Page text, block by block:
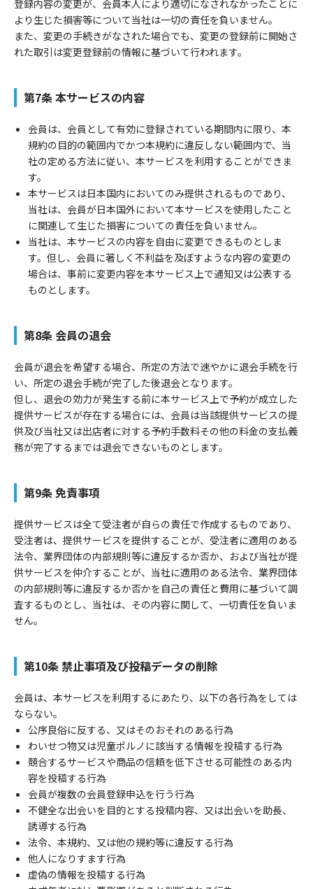
登録内容の変更が、会員本人により適切になされなかったことに
より生じた損害等について当社は一切の責任を負いません。
また、変更の手続きがなされた場合でも、変更の登録前に開始さ
れた取引は変更登録前の情報に基づいて行われます。
第7条 本サービスの内容
会員は、会員として有効に登録されている期間内に限り、本
規約の目的の範囲内でかつ本規約に違反しない範囲内で、当
社の定める方法に従い、本サービスを利用することができま
す。
本サービスは日本国内においてのみ提供されるものであり、
当社は、会員が日本国外において本サービスを使用したこと
に関連して生じた損害についての責任を負いません。
当社は、本サービスの内容を自由に変更できるものとしま
す。但し、会員に著しく不利益を及ぼすような内容の変更の
場合は、事前に変更内容を本サービス上で通知又は公表する
ものとします。
第8条 会員の退会
会員が退会を希望する場合、所定の方法で速やかに退会手続を行
い、所定の退会手続が完了した後退会となります。
但し、退会の効力が発生する前に本サービス上で予約が成立した
提供サービスが存在する場合には、会員は当該提供サービスの提
供及び当社又は出店者に対する予約手数料その他の料金の支払義
務が完了するまでは退会できないものとします。
第9条 免責事項
提供サービスは全て受注者が自らの責任で作成するものであり、
受注者は、提供サービスを提供することが、受注者に適用のある
法令、業界団体の内部規則等に違反するか否か、および当社が提
供サービスを仲介することが、当社に適用のある法令、業界団体
の内部規則等に違反するか否かを自己の責任と費用に基づいて調
査するものとし、当社は、その内容に関して、一切責任を負いま
せん。
第10条 禁止事項及び投稿データの削除
会員は、本サービスを利用するにあたり、以下の各行為をしては
ならない。
公序良俗に反する、又はそのおそれのある行為
わいせつ物又は児童ポルノに該当する情報を投稿する行為
競合するサービスや商品の信頼を低下させる可能性のある内
容を投稿する行為
会員が複数の会員登録申込を行う行為
不健全な出会いを目的とする投稿内容、又は出会いを助長、
誘導する行為
法令、本規約、又は他の規約等に違反する行為
他人になりすます行為
虚偽の情報を投稿する行為